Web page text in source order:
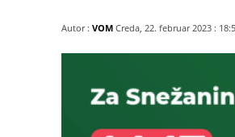
Autor : VOM Creda, 22. februar 2023 :